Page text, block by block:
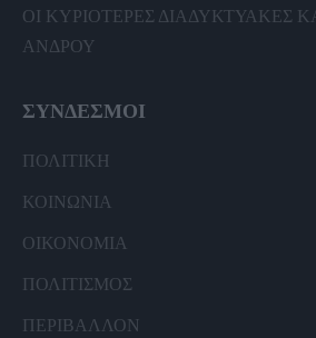
ΟΙ ΚΥΡΙΟΤΕΡΕΣ ΔΙΑΔΥΚΤΥΑΚΕΣ
ΑΝΔΡΟΥ
ΣΥΝΔΕΣΜΟΙ
ΠΟΛΙΤΙΚΗ
ΚΟΙΝΩΝΙΑ
ΟΙΚΟΝΟΜΙΑ
ΠΟΛΙΤΙΣΜΟΣ
ΠΕΡΙΒΑΛΛΟΝ